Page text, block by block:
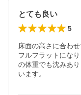
とても良い
5
床面の高さに合わ
フルフラットにな
の体重でも沈みあ
います。